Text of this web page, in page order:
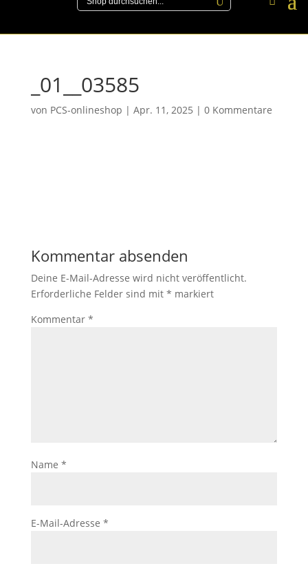
_01__03585
von PCS-onlineshop | Apr. 11, 2025 | 0 Kommentare
Kommentar absenden
Deine E-Mail-Adresse wird nicht veröffentlicht.
Erforderliche Felder sind mit * markiert
Kommentar *
Name *
E-Mail-Adresse *